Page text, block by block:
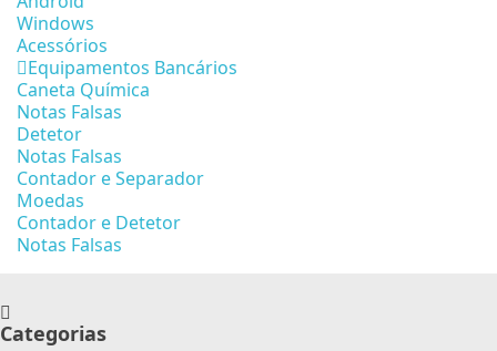
Windows
Acessórios
Equipamentos Bancários
Caneta Química
Notas Falsas
Detetor
Notas Falsas
Contador e Separador
Moedas
Contador e Detetor
Notas Falsas
Categorias